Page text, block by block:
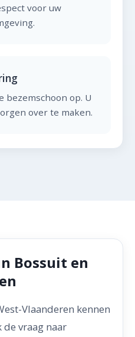
voor uw
bezemschoon op. U
over te maken.
Bossuit en
Vlaanderen kennen
de vraag naar